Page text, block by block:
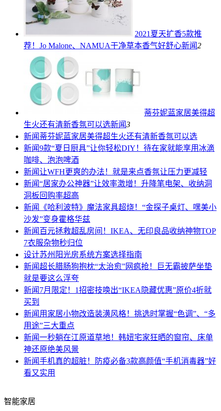
2021夏天扩香5款推
荐！Jo Malone、NAMUA干净草本香气好舒心新闻2
蒂芬妮蓝家居美得超
生火还有清新香氛可以选新闻3
新闻 蒂芬妮蓝家居美得超生火还有清新香氛可以选
新闻9款“夏日厨具”让你轻松DIY！待在家就能享用冰滴
咖啡、泡泡啤酒
新闻让WFH更爽的办法！就是来点香氛让压力更减轻
新闻“居家办公神器”让效率激增！升降笔电架、收纳洞
洞板回购率超高
新闻
《哈利波特》魔法家具超烧！“金探子桌灯、嘿美小
沙发”变身霍格华兹
新闻 百元拯救超乱房间！IKEA、无印良品收纳神物TOP
7衣服杂物秒归位
设计苏州阳光房系统方案选择指南
新闻超长腊肠狗抱枕“太治愈”网疯抢！巨无霸披萨坐垫
就是要这么浮夸
新闻 7月限定！1招密技唤出“IKEA隐藏优惠”原价4折就
买到
新闻 用家居小物改造装潢风格！挑选时掌握“色调”、“多
用途”三大重点
新闻一秒躺在江原道草地！韩妞宅家狂晒的窗帘、床单
神还原绝美风景
新闻手机真的超脏！防疫必备3款高颜值“手机消毒器”好
看又实用
智能家居